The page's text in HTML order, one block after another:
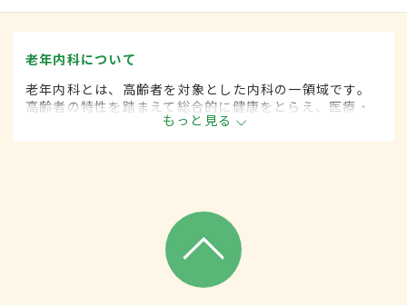
老年内科について
老年内科とは、高齢者を対象とした内科の一領域です。
高齢者の特性を踏まえて総合的に健康をとらえ、医療・
保健・福祉を統合した対応を行います。
もっと見る